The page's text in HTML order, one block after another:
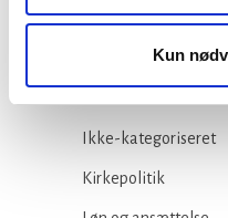
Kun
Arbejdsmiljø
Blogindlæg
Ikke-kategoriseret
Kirkepolitik